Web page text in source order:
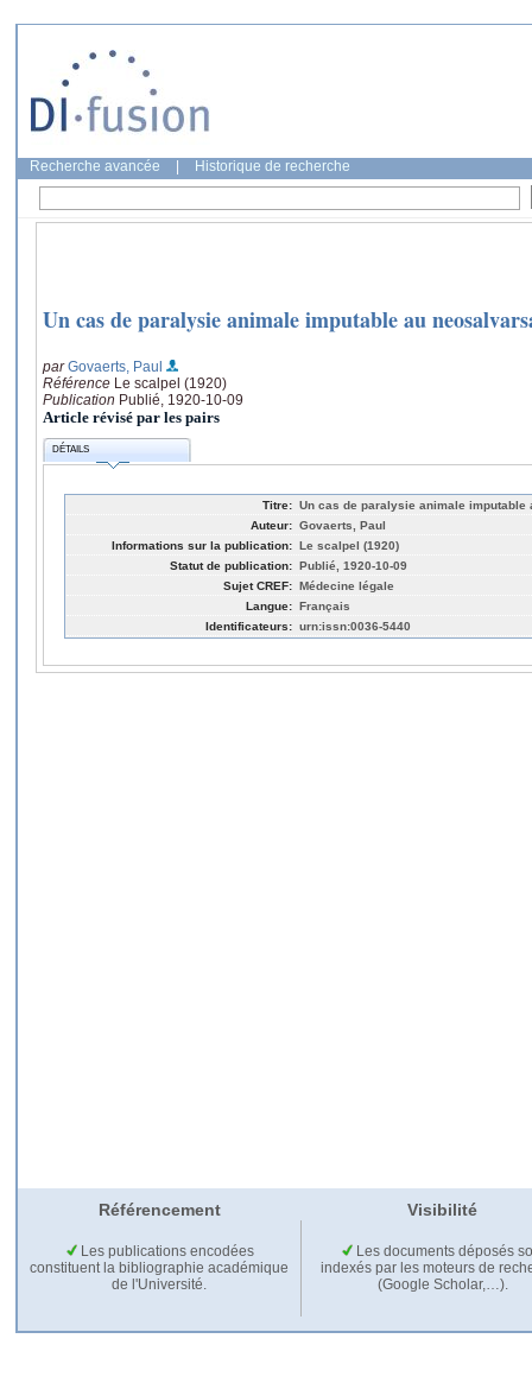
Recherche avancée Historique de recherche
Un cas de paralysie animale imputable au
parGovaerts, Paul
Référence Le scalpel (1920)
Publication Publié, 1920-10-09
Article révisé par les pairs
DÉTAILS
Titre: Un cas de paralysie animale imputable
Auteur: Govaerts, Paul
Informations sur la publication: Le scalpel (1920)
Statut de publication: Publié, 1920-10-09
Sujet CREF: Médecine légale
Langue: Français
Identificateurs: urn:issn:0036-5440
Référencement Visibilité
Les publications encodées
constituent la bibliographie académique
de l'Université.
Les documents déposés
indexés par les moteurs de
(Google Scholar,…).